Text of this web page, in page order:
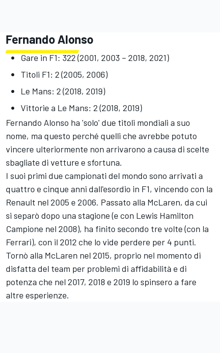
Fernando Alonso
Gare in F1: 322 (2001, 2003 – 2018, 2021)
Titoli F1: 2 (2005, 2006)
Le Mans: 2 (2018, 2019)
Vittorie a Le Mans: 2 (2018, 2019)
Fernando Alonso ha 'solo' due titoli mondiali a suo
nome, ma questo perché quelli che avrebbe potuto
vincere ulteriormente non arrivarono a causa di scelte
sbagliate di vetture e sfortuna.
I suoi primi due campionati del mondo sono arrivati a
quattro e cinque anni dall'esordio in F1, vincendo con la
Renault nel 2005 e 2006. Passato alla McLaren, da cui
si separò dopo una stagione (e con Lewis Hamilton
Campione nel 2008), ha finito secondo tre volte (con la
Ferrari), con il 2012 che lo vide perdere per 4 punti.
Tornò alla McLaren nel 2015, proprio nel momento di
disfatta del team per problemi di affidabilità e di
potenza che nel 2017, 2018 e 2019 lo spinsero a fare
altre esperienze.